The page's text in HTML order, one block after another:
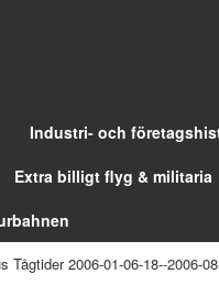
Industri- och
Extra billigt flyg & militaria
Tågtider 2006-01-06-18--2006-